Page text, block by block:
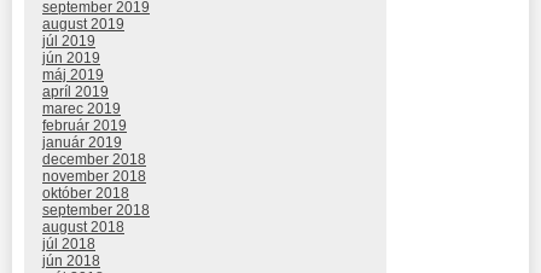
september 2019
august 2019
júl 2019
jún 2019
máj 2019
apríl 2019
marec 2019
február 2019
január 2019
december 2018
november 2018
október 2018
september 2018
august 2018
júl 2018
jún 2018